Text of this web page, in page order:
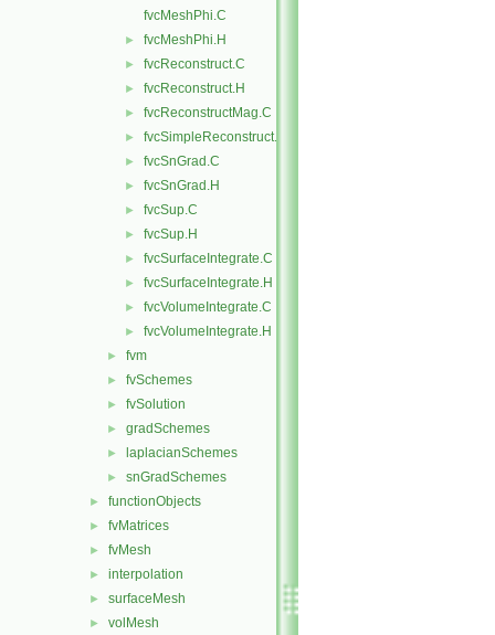
fvcMeshPhi.C
► fvcMeshPhi.H
► fvcReconstruct.C
► fvcReconstruct.H
► fvcReconstructMag.C
► fvcSimpleReconstruct.C
► fvcSnGrad.C
► fvcSnGrad.H
► fvcSup.C
► fvcSup.H
► fvcSurfaceIntegrate.C
► fvcSurfaceIntegrate.H
► fvcVolumeIntegrate.C
► fvcVolumeIntegrate.H
► fvm
► fvSchemes
► fvSolution
► gradSchemes
► laplacianSchemes
► snGradSchemes
► functionObjects
► fvMatrices
► fvMesh
► interpolation
► surfaceMesh
► volMesh